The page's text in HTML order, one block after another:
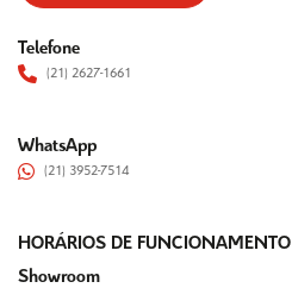
Telefone
(21) 2627-1661
WhatsApp
(21) 3952-7514
HORÁRIOS DE FUNCIONAMENTO
Showroom